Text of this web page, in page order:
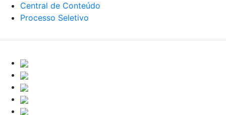
Central de Conteúdo
Processo Seletivo